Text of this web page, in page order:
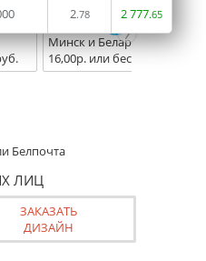
2.78 2777.65
Доставка:
10.08.2026 -
Минск и Беларусь
16,00р. или бесплатно от
Белпочта
ЛИЦ
ЗАКАЗАТЬ
ДИЗАЙН